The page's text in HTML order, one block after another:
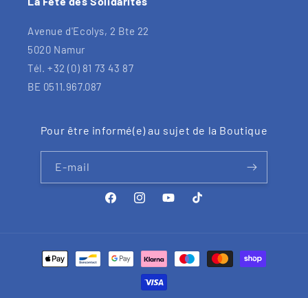
Avenue d'Ecolys, 2 Bte 22
5020 Namur
Tél. +32 (0) 81 73 43 87
BE 0511.967.087
Pour être informé(e) au sujet de la Boutique
E-mail
FacebookInstagramYouTubeTikTok
Moyens